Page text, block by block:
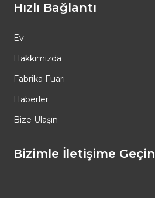
Hızlı Bağlantı
Ev
Hakkımızda
Fabrika Fuarı
Haberler
Bize Ulaşın
Bizimle İletişime Geçin